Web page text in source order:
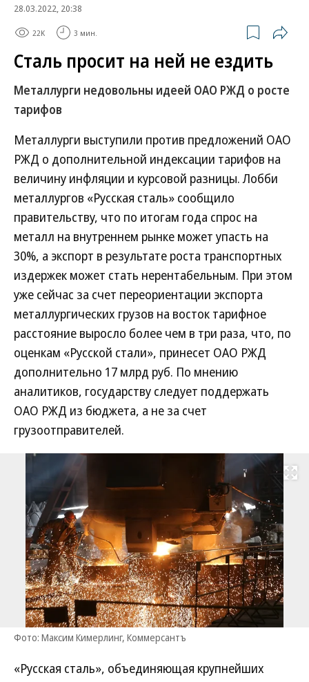
28.03.2022, 20:38
22K 3 мин.
Сталь просит на ней не ездить
Металлурги недовольны идеей ОАО РЖД о росте
тарифов
Металлурги выступили против предложений ОАО
РЖД о дополнительной индексации тарифов на
величину инфляции и курсовой разницы. Лобби
металлургов «Русская сталь» сообщило
правительству, что по итогам года спрос на
металл на внутреннем рынке может упасть на
30%, а экспорт в результате роста транспортных
издержек может стать нерентабельным. При этом
уже сейчас за счет переориентации экспорта
металлургических грузов на восток тарифное
расстояние выросло более чем в три раза, что, по
оценкам «Русской стали», принесет ОАО РЖД
дополнительно 17 млрд руб. По мнению
аналитиков, государству следует поддержать
ОАО РЖД из бюджета, а не за счет
грузоотправителей.
Развернуть
Фото: Максим Кимерлинг, Коммерсантъ
«Русская сталь», объединяющая крупнейших